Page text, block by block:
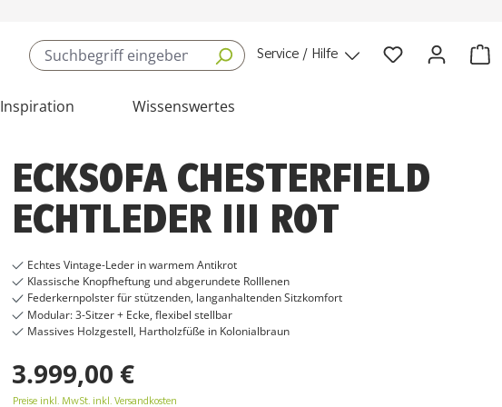
Service / Hilfe
Inspiration
Wissenswertes
ECKSOFA CHESTERFIELD
ECHTLEDER III ROT
Echtes Vintage-Leder in warmem Antikrot
Klassische Knopfheftung und abgerundete Rolllenen
Federkernpolster für stützenden, langanhaltenden Sitzkomfort
Modular: 3-Sitzer + Ecke, flexibel stellbar
Massives Holzgestell, Hartholzfüße in Kolonialbraun
3.999,00 €
Preise inkl. MwSt. inkl. Versandkosten